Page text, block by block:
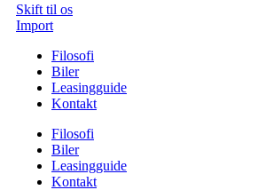
Skift til os
Import
Filosofi
Biler
Leasingguide
Kontakt
Filosofi
Biler
Leasingguide
Kontakt